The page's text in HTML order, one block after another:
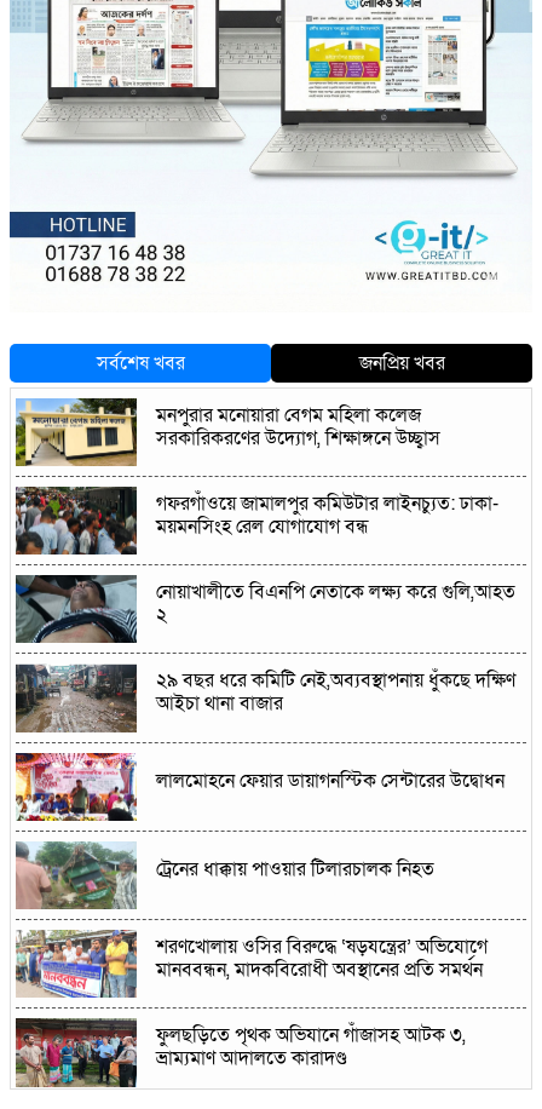
সর্বশেষ খবর
জনপ্রিয় খবর
মনপুরার মনোয়ারা বেগম মহিলা কলেজ
সরকারিকরণের উদ্যোগ, শিক্ষাঙ্গনে উচ্ছ্বাস
গফরগাঁওয়ে জামালপুর কমিউটার লাইনচ্যুত: ঢাকা-
ময়মনসিংহ রেল যোগাযোগ বন্ধ
নোয়াখালীতে বিএনপি নেতাকে লক্ষ্য করে গুলি,আহত
২
২৯ বছর ধরে কমিটি নেই,অব্যবস্থাপনায় ধুঁকছে দক্ষিণ
আইচা থানা বাজার
লালমোহনে ফেয়ার ডায়াগনস্টিক সেন্টারের উদ্বোধন
ট্রেনের ধাক্কায় পাওয়ার টিলারচালক নিহত
শরণখোলায় ওসির বিরুদ্ধে ‘ষড়যন্ত্রের’ অভিযোগে
মানববন্ধন, মাদকবিরোধী অবস্থানের প্রতি সমর্থন
ফুলছড়িতে পৃথক অভিযানে গাঁজাসহ আটক ৩,
ভ্রাম্যমাণ আদালতে কারাদণ্ড